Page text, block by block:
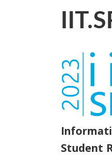
Student